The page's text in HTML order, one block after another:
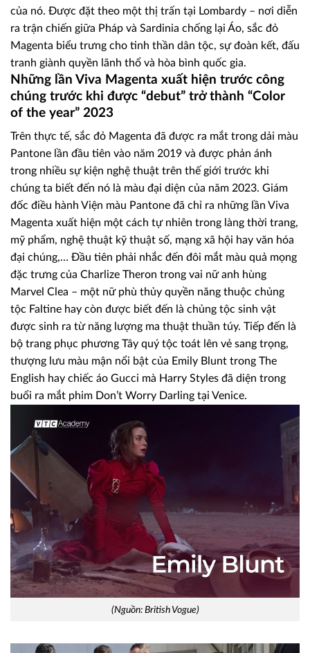
của nó. Được đặt theo một thị trấn tại Lombardy – nơi diễn
ra trận chiến giữa Pháp và Sardinia chống lại Áo, sắc đỏ
Magenta biểu trưng cho tinh thần dân tộc, sự đoàn kết, đấu
tranh giành quyền lãnh thổ và hòa bình quốc gia.
Những lần Viva Magenta xuất hiện trước công
chúng trước khi được “debut” trở thành “Color
of the year” 2023
Trên thực tế, sắc đỏ Magenta đã được ra mắt trong dải màu
Pantone lần đầu tiên vào năm 2019 và được phản ánh
trong nhiều sự kiện nghệ thuật trên thế giới trước khi
chúng ta biết đến nó là màu đại diện của năm 2023. Giám
đốc điều hành Viện màu Pantone đã chỉ ra những lần Viva
Magenta xuất hiện một cách tự nhiên trong làng thời trang,
mỹ phẩm, nghệ thuật kỹ thuật số, mạng xã hội hay văn hóa
đại chúng,… Đầu tiên phải nhắc đến đôi mắt màu quả mọng
đặc trưng của Charlize Theron trong vai nữ anh hùng
Marvel Clea – một nữ phù thủy quyền năng thuộc chủng
tộc Faltine hay còn được biết đến là chủng tộc sinh vật
được sinh ra từ năng lượng ma thuật thuần túy. Tiếp đến là
bộ trang phục phương Tây quý tộc toát lên vẻ sang trọng,
thượng lưu màu mận nổi bật của Emily Blunt trong The
English hay chiếc áo Gucci mà Harry Styles đã diện trong
buổi ra mắt phim Don’t Worry Darling tại Venice.
(Nguồn: British Vogue)